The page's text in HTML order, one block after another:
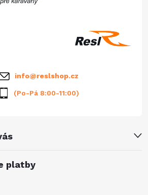
info@reslshop.cz
(Po-Pá 8:00-11:00)
platby